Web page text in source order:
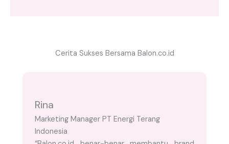
Cerita Sukses Bersama Balon.co.id
Rina
Marketing Manager PT Energi Terang
Indonesia